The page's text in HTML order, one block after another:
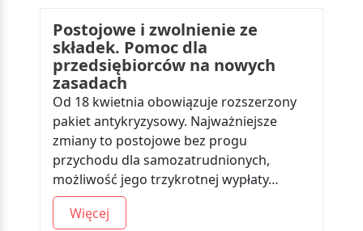
Postojowe i zwolnienie ze
składek. Pomoc dla
przedsiębiorców na nowych
zasadach
Od 18 kwietnia obowiązuje rozszerzony
pakiet antykryzysowy. Najważniejsze
zmiany to postojowe bez progu
przychodu dla samozatrudnionych,
możliwość jego trzykrotnej wypłaty…
Więcej